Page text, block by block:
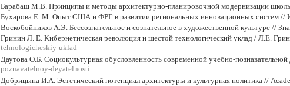
Барабаш М.В. Принципы и методы архитектурно-планировочной модернизации
Бухарова Е. М. Опыт США и ФРГ в развитии региональных инновационных систем //
Воскобойников А.Э. Бессознательное и сознательное в художественной культуре
Гринин Л. Е. Кибернетическая революция и шестой технологический уклад / Л.Е.
tehnologicheskiy-uklad
Даутова О.Б. Социокультурная обусловленность современной учебно-
poznavatelnoy-deyatelnosti
Добрицына И.А. Эстетический потенциал архитектуры и культурная политика //